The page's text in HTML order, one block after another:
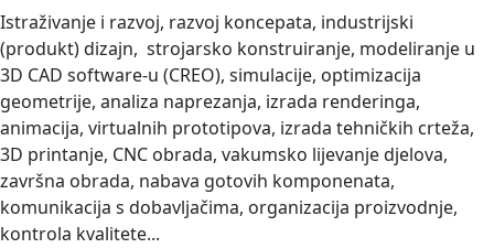
Istraživanje i razvoj, razvoj koncepata, industrijski
(produkt) dizajn, strojarsko konstruiranje, modeliranje u
3D CAD software-u (CREO), simulacije, optimizacija
geometrije, analiza naprezanja, izrada renderinga,
animacija, virtualnih prototipova, izrada tehničkih crteža,
3D printanje, CNC obrada, vakumsko lijevanje djelova,
završna obrada, nabava gotovih komponenata,
komunikacija s dobavljačima, organizacija proizvodnje,
kontrola kvalitete...